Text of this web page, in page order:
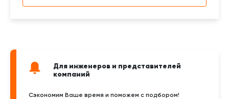
Для инженеров и представителей
компаний
Сэкономим Ваше время и поможем с подбором!